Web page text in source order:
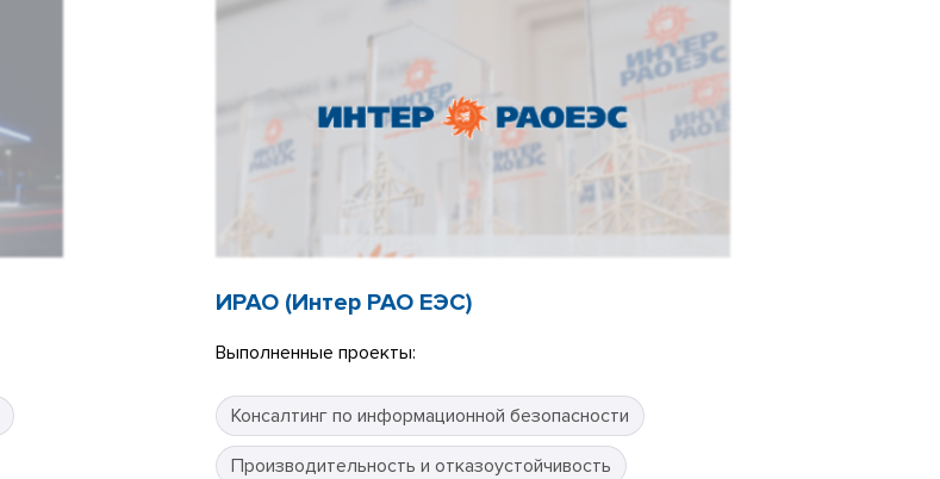
ИРАО (Интер РАО ЕЭС)
Выполненные проекты:
Консалтинг по информационной безопасности
Производительность и отказоустойчивость